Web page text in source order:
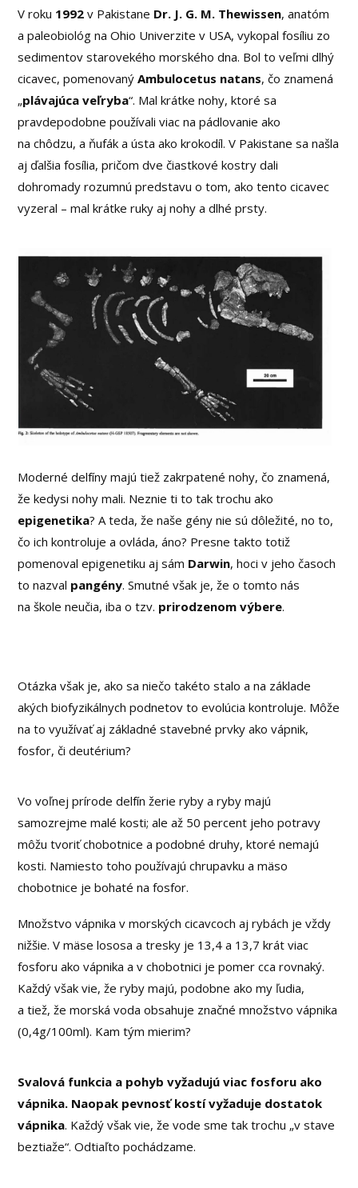
V roku 1992v Pakistane Dr. J. G. M. Thewissen, anatóm
a paleobiológ na Ohio Univerzite v USA, vykopal fosíliu zo
sedimentov starovekého morského dna. Bol to veľmi dlhý
cicavec, pomenovanýAmbulocetus natans, čo znamená
„plávajúca veľryba“. Mal krátke nohy, ktoré sa
pravdepodobne používali viac na pádlovanie ako
na chôdzu, a ňufák a ústa ako krokodíl. V Pakistane sa našla
aj ďalšia fosília, pričom dve čiastkové kostry dali
dohromady rozumnú predstavu o tom, ako tento cicavec
vyzeral – mal krátke ruky aj nohy a dlhé prsty.
Moderné delfíny majú tiež zakrpatené nohy, čo znamená,
že kedysi nohy mali. Neznie ti to tak trochu ako
epigenetika? A teda, že naše gény nie sú dôležité, no to,
čo ich kontroluje a ovláda, áno? Presne takto totiž
pomenoval epigenetiku aj sám Darwin, hoci v jeho časoch
to nazval pangény. Smutné však je, že o tomto nás
na škole neučia, iba o tzv. prirodzenom výbere.
Otázka však je, ako sa niečo takéto stalo a na základe
akých biofyzikálnych podnetov to evolúcia kontroluje. Môže
na to využívať aj základné stavebné prvky ako vápnik,
fosfor, či deutérium?
Vo voľnej prírode delfín žerie ryby a ryby majú
samozrejme malé kosti; ale až 50 percent jeho potravy
môžu tvoriť chobotnice a podobné druhy, ktoré nemajú
kosti. Namiesto toho používajú chrupavku a mäso
chobotnice je bohaté na fosfor.
Množstvo vápnika v morských cicavcoch aj rybách je vždy
nižšie. V mäse lososa a tresky je 13,4 a 13,7 krát viac
fosforu ako vápnika a v chobotnici je pomer cca rovnaký.
Každý však vie, že ryby majú, podobne ako my ľudia,
a tiež, že morská voda obsahuje značné množstvo vápnika
(0,4g/100ml). Kam tým mierim?
Svalová funkcia a pohyb vyžadujú viac fosforu ako
vápnika. Naopak pevnosť kostí vyžaduje dostatok
vápnika. Každý však vie, že vode sme tak trochu „v stave
beztiaže“. Odtiaľto pochádzame.